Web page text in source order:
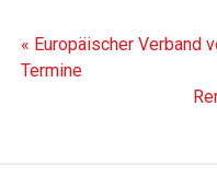
« Europäischer Verband
Termine